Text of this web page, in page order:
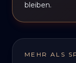
bleiben.
MEHR ALS